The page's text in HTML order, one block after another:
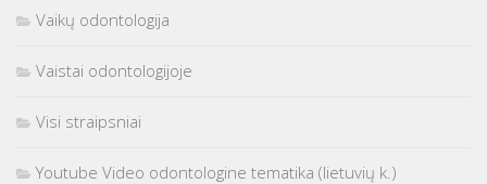
Vaikų odontologija
Vaistai odontologijoje
Visi straipsniai
Youtube Video odontologine tematika (lietuvių k.)